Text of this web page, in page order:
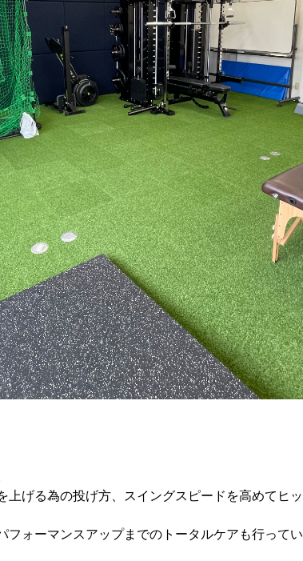
げる為の投げ方、スイングスピードを高めてヒ
ォーマンスアップまでのトータルケアも行ってい